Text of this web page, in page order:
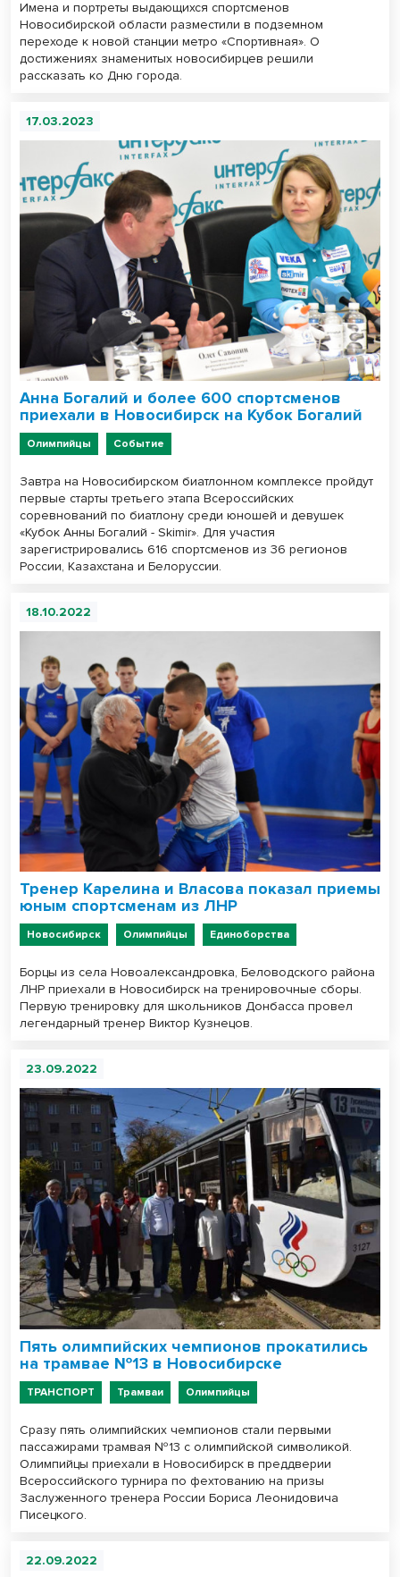
Имена и портреты выдающихся спортсменов
Новосибирской области разместили в подземном
переходе к новой станции метро «Спортивная». О
достижениях знаменитых новосибирцев решили
рассказать ко Дню города.
17.03.2023
Анна Богалий и более 600 спортсменов
приехали в Новосибирск на Кубок Богалий
Олимпийцы Событие
Завтра на Новосибирском биатлонном комплексе пройдут
первые старты третьего этапа Всероссийских
соревнований по биатлону среди юношей и девушек
«Кубок Анны Богалий - Skimir». Для участия
зарегистрировались 616 спортсменов из 36 регионов
России, Казахстана и Белоруссии.
18.10.2022
Тренер Карелина и Власова показал приемы
юным спортсменам из ЛНР
Новосибирск Олимпийцы Единоборства
Борцы из села Новоалександровка, Беловодского района
ЛНР приехали в Новосибирск на тренировочные сборы.
Первую тренировку для школьников Донбасса провел
легендарный тренер Виктор Кузнецов.
23.09.2022
Пять олимпийских чемпионов прокатились
на трамвае №13 в Новосибирске
ТРАНСПОРТ Трамваи Олимпийцы
Сразу пять олимпийских чемпионов стали первыми
пассажирами трамвая №13 с олимпийской символикой.
Олимпийцы приехали в Новосибирск в преддверии
Всероссийского турнира по фехтованию на призы
Заслуженного тренера России Бориса Леонидовича
Писецкого.
22.09.2022